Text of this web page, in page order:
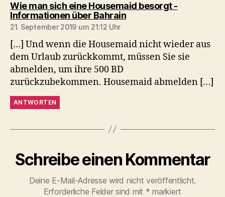
Wie man sich eine Housemaid besorgt -
Informationen über Bahrainsagt:
21. September 2019 um 21:12 Uhr
[…] Und wenn die Housemaid nicht wieder aus
dem Urlaub zurückkommt, müssen Sie sie
abmelden, um ihre 500 BD
zurückzubekommen. Housemaid abmelden […]
ANTWORTEN
Schreibe einen Kommentar
Deine E-Mail-Adresse wird nicht veröffentlicht.
Erforderliche Felder sind mit * markiert